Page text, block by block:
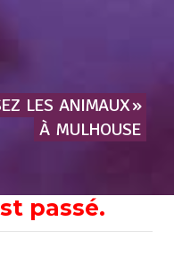
LES ANIMAUX »
À MULHOUSE
passé.